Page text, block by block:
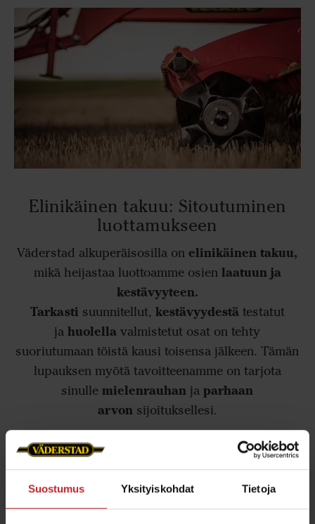
Suostumus Yksityiskohdat Tietoja
Elinikäinen takuu: Sitoutuminen
luottamukseen
Väderstad alkuperäisosilla on elinikäinen takuu,
mikä heijastaa luottoamme osien laatuun ja
kestävyyteen.
Tarkasti suunnitellut, kestävyydestä testatut
jahuolellavalmistetut osat on tehty
suoriutumaan töistä kausi toisensa jälkeen. Tämän
lupauksen myötä tavoitteenamme on tarjota
sinullemielenrauhan japarhaan
arvon sijoituksellesi.